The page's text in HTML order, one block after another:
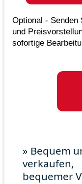
Optional - Senden
und
sofortige
» Bequem
verkaufen,
bequemer